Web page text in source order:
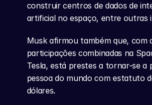
construir centros de dados de
artificial no espaço, entre outras
Musk afirmou também que, com
participações combinadas na
Tesla, está prestes a tornar-se a
pessoa do mundo com estatuto
dólares.